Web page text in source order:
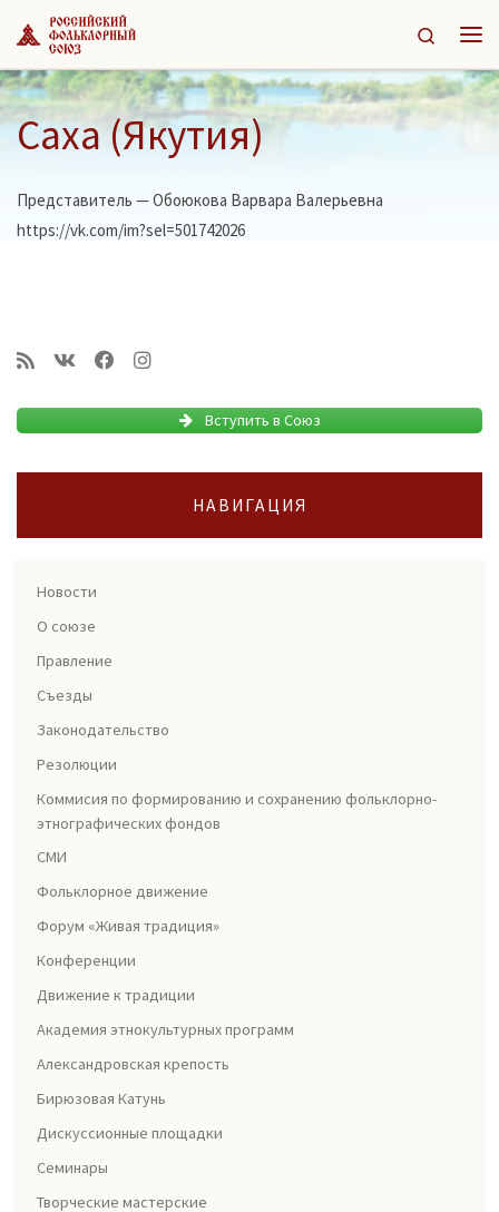
Перейти к содержимому
Search
Саха (Якутия)
Представитель — Обоюкова Варвара Валерьевна
https://vk.com/im?sel=501742026
Вступить в Союз
НАВИГАЦИЯ
Новости
О союзе
Правление
Съезды
Законодательство
Резолюции
Коммисия по формированию и сохранению фольклорно-
этнографических фондов
СМИ
Фольклорное движение
Форум «Живая традиция»
Конференции
Движение к традиции
Академия этнокультурных программ
Александровская крепость
Бирюзовая Катунь
Дискуссионные площадки
Семинары
Творческие мастерские